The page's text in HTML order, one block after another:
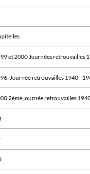
et 2000 Journées retrouvailles
Journée retrouvailles 1940 -
2ème journée retrouvailles